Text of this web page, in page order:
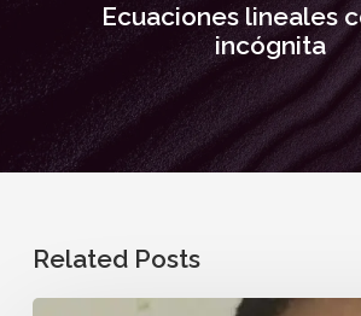
Ecuaciones lineales
incógnita
Related Posts